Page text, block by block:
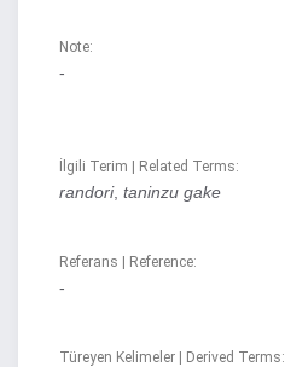
Note:
-
İlgili Terim | Related Terms:
randori, taninzu gake
Referans | Reference:
-
Türeyen Kelimeler | Derived Terms: